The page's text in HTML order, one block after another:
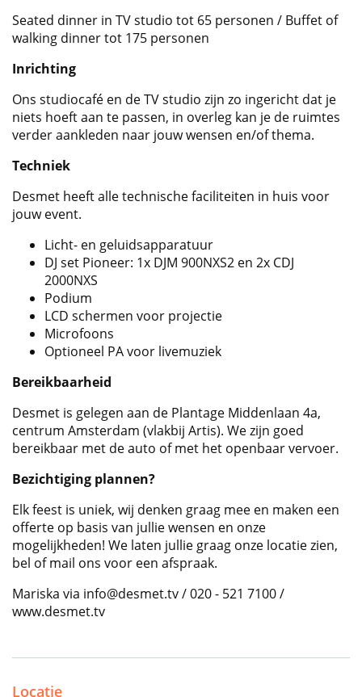
Seated dinner in TV studio tot 65 personen / Buffet of
walking dinner tot 175 personen
Inrichting
Ons studiocafé en de TV studio zijn zo ingericht dat je
niets hoeft aan te passen, in overleg kan je de ruimtes
verder aankleden naar jouw wensen en/of thema.
Techniek
Desmet heeft alle technische faciliteiten in huis voor
jouw event.
Licht- en geluidsapparatuur
DJ set Pioneer: 1x DJM 900NXS2 en 2x CDJ
2000NXS
Podium
LCD schermen voor projectie
Microfoons
Optioneel PA voor livemuziek
Bereikbaarheid
Desmet is gelegen aan de Plantage Middenlaan 4a,
centrum Amsterdam (vlakbij Artis). We zijn goed
bereikbaar met de auto of met het openbaar vervoer.
Bezichtiging plannen?
Elk feest is uniek, wij denken graag mee en maken een
offerte op basis van jullie wensen en onze
mogelijkheden! We laten jullie graag onze locatie zien,
bel of mail ons voor een afspraak.
Mariska via info@desmet.tv / 020 - 521 7100 /
www.desmet.tv
Locatie